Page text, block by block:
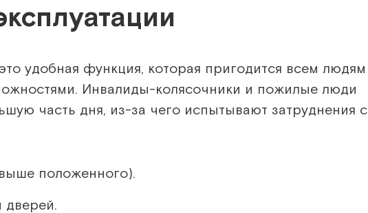
удобная функция, которая пригодится всем людям
Инвалиды-колясочники и пожилые люди
часть дня, из-за чего испытывают затруднения с
положенного).
дверей.